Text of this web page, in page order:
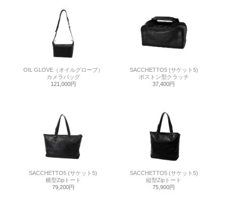
OIL GLOVE（オイルグローブ）
カメラバッグ
121,000円
SACCHETTO5 (サケット5)
ボストン型クラッチ
37,400円
SACCHETTO5 (サケット5)
横型Zipトート
79,200円
SACCHETTO5 (サケット5)
縦型Zipトート
75,900円